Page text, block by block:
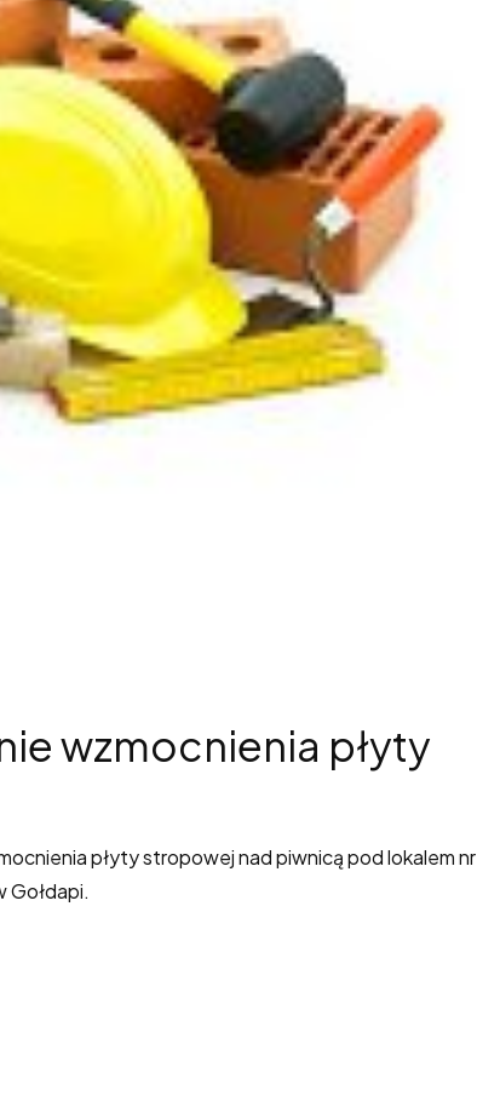
wzmocnienia płyty
płyty stropowej nad piwnicą pod lokalem nr
Gołdapi.